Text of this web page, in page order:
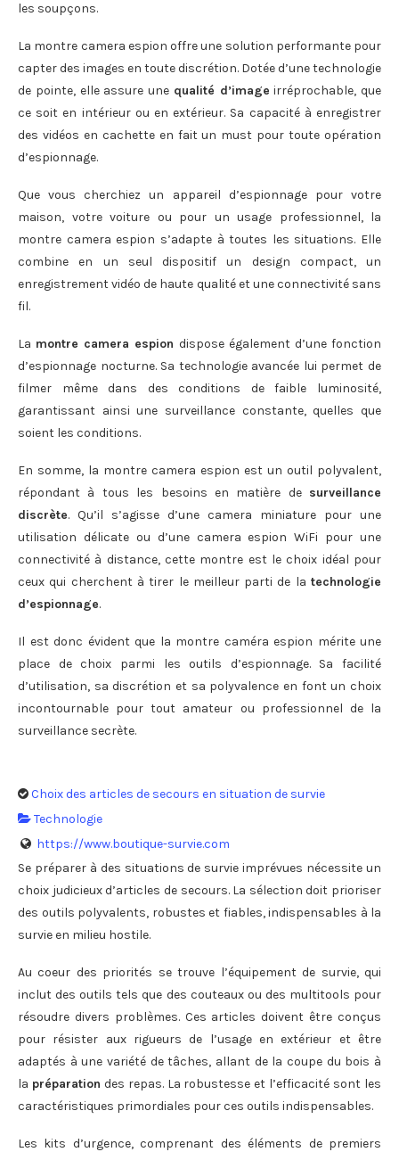
les soupçons.
La montre camera espion offre une solution performante pour
capter des images en toute discrétion. Dotée d’une technologie
de pointe, elle assure une qualité d’image irréprochable, que
ce soit en intérieur ou en extérieur. Sa capacité à enregistrer
des vidéos en cachette en fait un must pour toute opération
d’espionnage.
Que vous cherchiez un appareil d’espionnage pour votre
maison, votre voiture ou pour un usage professionnel, la
montre camera espion s’adapte à toutes les situations. Elle
combine en un seul dispositif un design compact, un
enregistrement vidéo de haute qualité et une connectivité sans
fil.
La montre camera espion dispose également d’une fonction
d’espionnage nocturne. Sa technologie avancée lui permet de
filmer même dans des conditions de faible luminosité,
garantissant ainsi une surveillance constante, quelles que
soient les conditions.
En somme, la montre camera espion est un outil polyvalent,
répondant à tous les besoins en matière de surveillance
discrète. Qu’il s’agisse d’une camera miniature pour une
utilisation délicate ou d’une camera espion WiFi pour une
connectivité à distance, cette montre est le choix idéal pour
ceux qui cherchent à tirer le meilleur parti de la technologie
d’espionnage.
Il est donc évident que la montre caméra espion mérite une
place de choix parmi les outils d’espionnage. Sa facilité
d’utilisation, sa discrétion et sa polyvalence en font un choix
incontournable pour tout amateur ou professionnel de la
surveillance secrète.
Choix des articles de secours en situation de survie
Technologie
https://www.boutique-survie.com
Se préparer à des situations de survie imprévues nécessite un
choix judicieux d’articles de secours. La sélection doit prioriser
des outils polyvalents, robustes et fiables, indispensables à la
survie en milieu hostile.
Au coeur des priorités se trouve l’équipement de survie, qui
inclut des outils tels que des couteaux ou des multitools pour
résoudre divers problèmes. Ces articles doivent être conçus
pour résister aux rigueurs de l’usage en extérieur et être
adaptés à une variété de tâches, allant de la coupe du bois à
la préparation des repas. La robustesse et l’efficacité sont les
caractéristiques primordiales pour ces outils indispensables.
Les kits d’urgence, comprenant des éléments de premiers